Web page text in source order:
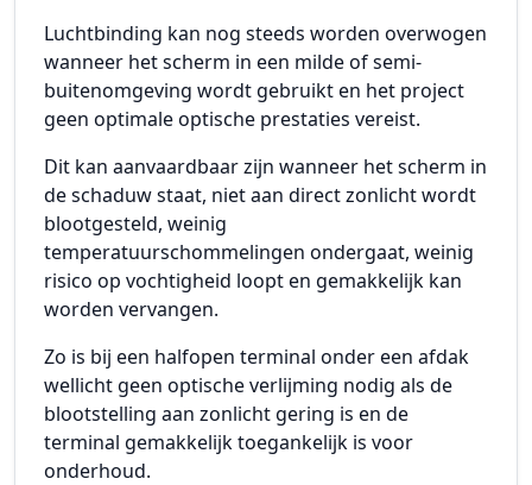
Luchtbinding kan nog steeds worden overwogen
wanneer het scherm in een milde of semi-
buitenomgeving wordt gebruikt en het project
geen optimale optische prestaties vereist.
Dit kan aanvaardbaar zijn wanneer het scherm in
de schaduw staat, niet aan direct zonlicht wordt
blootgesteld, weinig
temperatuurschommelingen ondergaat, weinig
risico op vochtigheid loopt en gemakkelijk kan
worden vervangen.
Zo is bij een halfopen terminal onder een afdak
wellicht geen optische verlijming nodig als de
blootstelling aan zonlicht gering is en de
terminal gemakkelijk toegankelijk is voor
onderhoud.